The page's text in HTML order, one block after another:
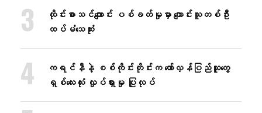
ထိုင်းစာသင်ကျောင်း ပစ်ခတ်မှုမှာ ကျောင်းသူတစ်ဦး
ထပ်မံသေဆုံး
ကရင်နီနဲ့ စစ်ကိုင်းတိုင်းက တော်လှန်ပြည်သူတွေ
ရှစ်လေးလုံး လှုပ်ရှားမှု ပြုလုပ်